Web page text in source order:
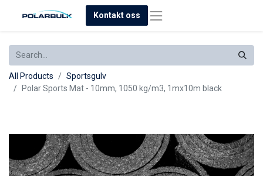
Kontakt oss
All Products
Sportsgulv
Polar Sports Mat - 10mm, 1050 kg/m3, 1mx10m black